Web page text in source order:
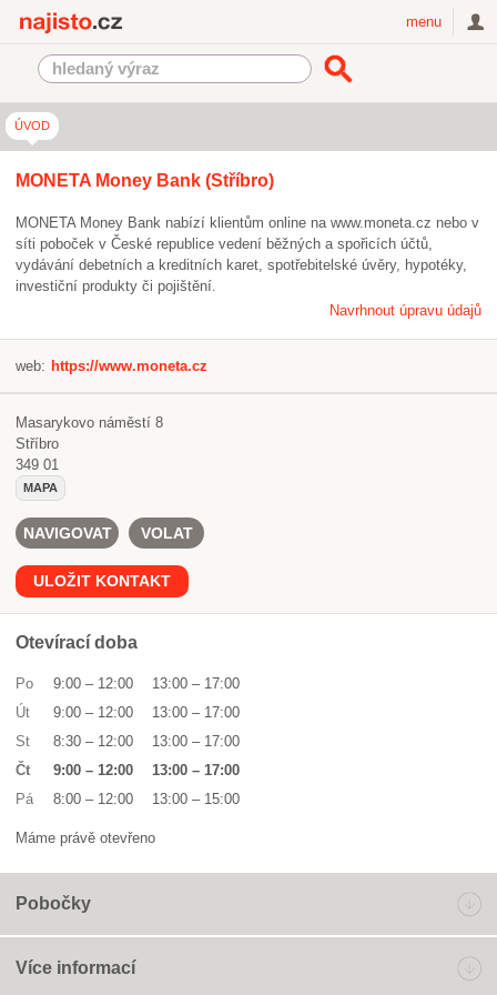
menu
ÚVOD
MONETA Money Bank (Stříbro)
MONETA Money Bank nabízí klientům online na www.moneta.cz nebo v
síti poboček v České republice vedení běžných a spořicích účtů,
vydávání debetních a kreditních karet, spotřebitelské úvěry, hypotéky,
investiční produkty či pojištění.
Navrhnout úpravu údajů
web: https://www.moneta.cz
Masarykovo náměstí 8
Stříbro
349 01
MAPA
NAVIGOVAT VOLAT
ULOŽIT KONTAKT
Otevírací doba
Po 9:00 – 12:00 13:00 – 17:00
Út
9:00 – 12:00 13:00 – 17:00
St
8:30 – 12:00 13:00 – 17:00
Čt
9:00 – 12:00 13:00 – 17:00
Pá
8:00 – 12:00 13:00 – 15:00
Máme právě otevřeno
Pobočky
Více informací